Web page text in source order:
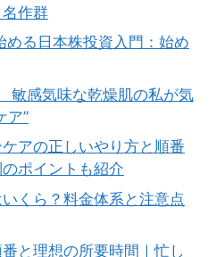
作群
る日本株投資入門：始め
敏感気味な乾燥肌の私が気
ア”
アの正しいやり方と順番
ポイントも紹介
くら？料金体系と注意点
と理想の所要時間｜忙し